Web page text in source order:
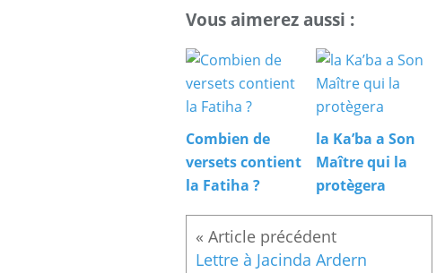
Vous aimerez aussi :
Combien de
versets contient
la Fatiha ?
la Ka’ba a Son
Maître qui la
protègera
Lettre à Jacinda Ardern